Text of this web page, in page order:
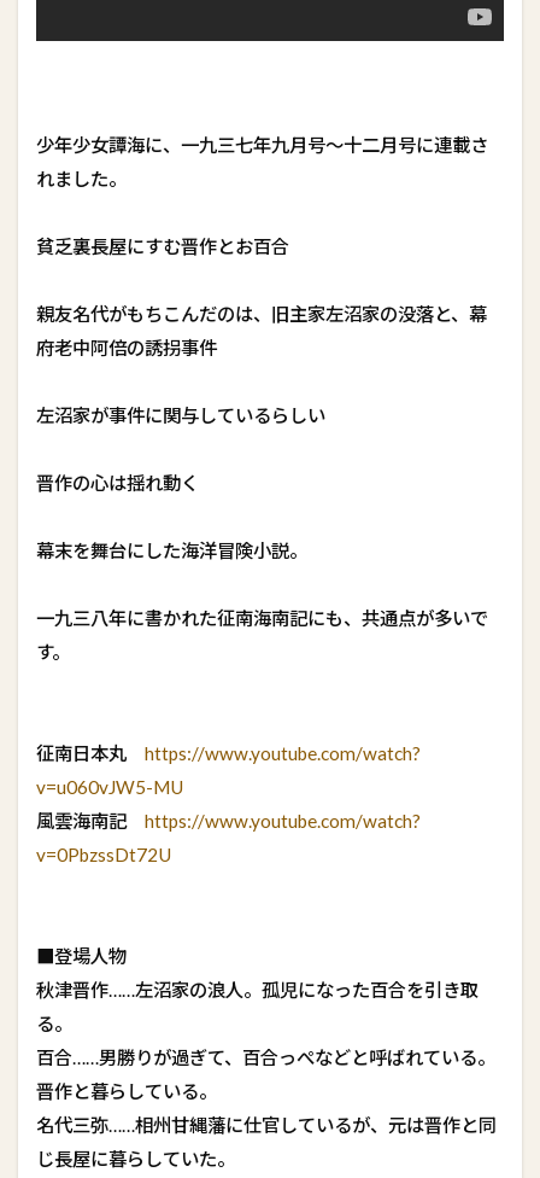
少年少女譚海に、一九三七年九月号〜十二月号に連載さ
れました。
貧乏裏長屋にすむ晋作とお百合
親友名代がもちこんだのは、旧主家左沼家の没落と、幕
府老中阿倍の誘拐事件
左沼家が事件に関与しているらしい
晋作の心は揺れ動く
幕末を舞台にした海洋冒険小説。
一九三八年に書かれた征南海南記にも、共通点が多いで
す。
征南日本丸 https://www.youtube.com/watch?
v=u060vJW5-MU
風雲海南記 https://www.youtube.com/watch?
v=0PbzssDt72U
■登場人物
秋津晋作……左沼家の浪人。孤児になった百合を引き取
る。
百合……男勝りが過ぎて、百合っぺなどと呼ばれている。
晋作と暮らしている。
名代三弥……相州甘縄藩に仕官しているが、元は晋作と同
じ長屋に暮らしていた。